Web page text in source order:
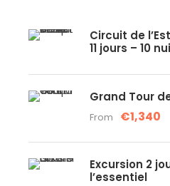
Circuit de
11 jours – 10
Grand Tour
From €1,340
Excursion 2
l’essentiel